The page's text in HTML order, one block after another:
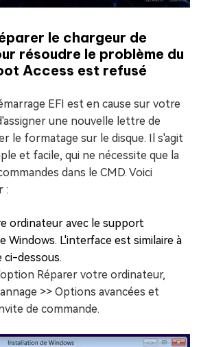
le chargeur de
résoudre le problème du
Access est refusé
EFI est en cause sur votre
une nouvelle lettre de
le formatage sur le disque. Il s'agit
et facile, qui ne nécessite que la
dans le CMD. Voici
:
ordinateur avec le support
Windows. L'interface est similaire à
ci-dessous.
Réparer votre ordinateur,
>> Options avancées et
de commande.